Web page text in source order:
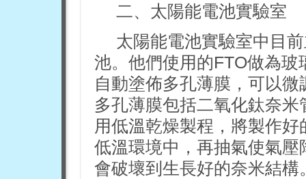
二、太陽能電池實驗室
太陽能電池實驗室中目
池。他們使用的FTO做為
自動塗佈多孔薄膜，可以
多孔薄膜包括二氧化鈦奈
用低溫乾燥製程，將製作
低溫環境中，再抽氣使氣
會破壞到生長好的奈米結